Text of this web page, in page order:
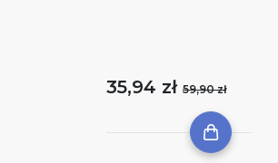
35,94 zł 59,90 zł